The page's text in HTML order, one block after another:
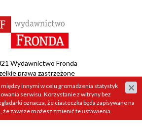
Wydawnictwo Fronda
prawa zastrzeżone
&cms:www.zstudio.pl
innymi w celu gromadzenia statystyk
serwisu. Korzystanie z witryny bez
oznacza, że ciasteczka będa zapisywane na
że zawsze możesz zmienić te ustawienia.